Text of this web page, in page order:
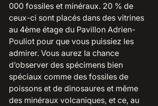
000 fossiles et minéraux. 20 % de
ceux-ci sont placés dans des vitrines
au 4ème étage du Pavillon Adrien-
Pouliot pour que vous puissiez les
admirer. Vous aurez la chance
d’observer des spécimens bien
spéciaux comme des fossiles de
poissons et de dinosaures et même
des minéraux volcaniques, et ce, au